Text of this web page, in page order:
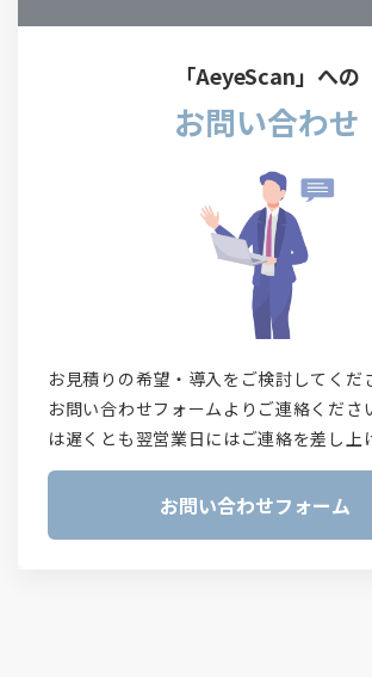
「AeyeScan」への
お問い合わせ
お見積りの希望・導入をご検討してくだ
お問い合わせフォームよりご連絡くださ
は遅くとも翌営業日にはご連絡を差し上
お問い合わせフォーム